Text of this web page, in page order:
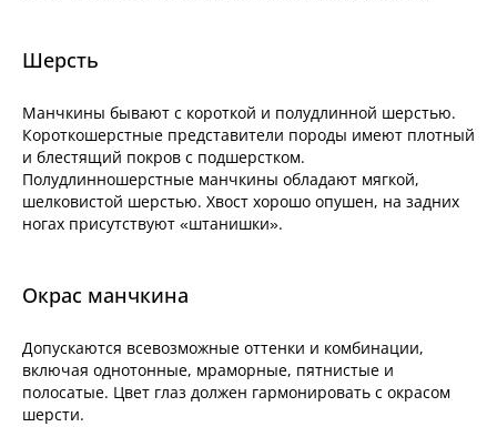
Шерсть
Манчкины бывают с короткой и полудлинной шерстью.
Короткошерстные представители породы имеют плотный
и блестящий покров с подшерстком.
Полудлинношерстные манчкины обладают мягкой,
шелковистой шерстью. Хвост хорошо опушен, на задних
ногах присутствуют «штанишки».
Окрас манчкина
Допускаются всевозможные оттенки и комбинации,
включая однотонные, мраморные, пятнистые и
полосатые. Цвет глаз должен гармонировать с окрасом
шерсти.